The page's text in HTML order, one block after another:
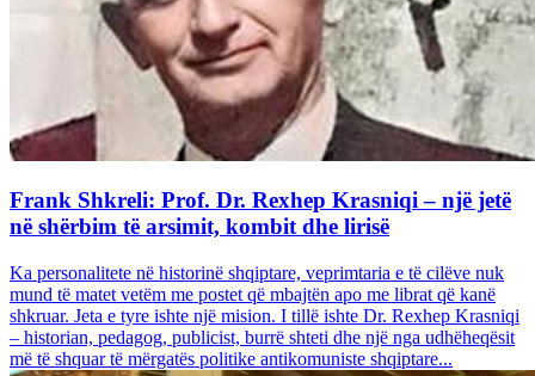
Frank Shkreli: Prof. Dr. Rexhep Krasniqi – një jetë
në shërbim të arsimit, kombit dhe lirisë
Ka personalitete në historinë shqiptare, veprimtaria e të cilëve nuk
mund të matet vetëm me postet që mbajtën apo me librat që kanë
shkruar. Jeta e tyre ishte një mision. I tillë ishte Dr. Rexhep Krasniqi
– historian, pedagog, publicist, burrë shteti dhe një nga udhëheqësit
më të shquar të mërgatës politike antikomuniste shqiptare...